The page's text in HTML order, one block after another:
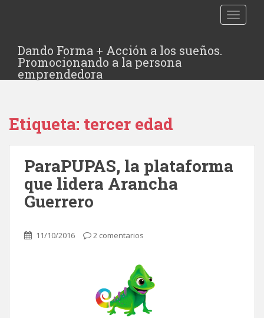
Dando Forma + Acción a los sueños.
Promocionando a la persona
emprendedora
Etiqueta: tercer edad
ParaPUPAS, la plataforma
que lidera Arancha
Guerrero
11/10/2016 2 comentarios